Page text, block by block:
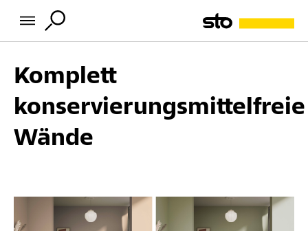
Komplett
konservierungsmittelfreie
Wände